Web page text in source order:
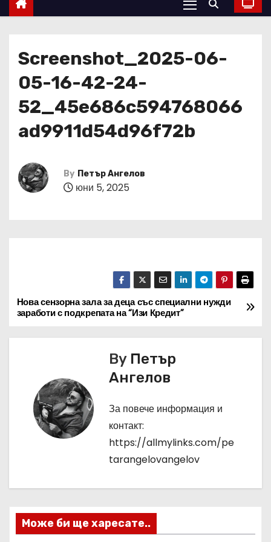
Screenshot_2025-06-
05-16-42-24-
52_45e686c594768066
ad9911d54d96f72b
By Петър Ангелов
юни 5, 2025
Н
а
и
я
Нова сензорна зала за деца със специални нужди
заработи с подкрепата на “Изи Кредит”
By Петър
Ангелов
За повече информация и
контакт:
https://allmylinks.com/pe
tarangelovangelov
Може би ще харесате..